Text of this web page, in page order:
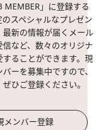
スト 62cm
MEMBER」に登録する
のスペシャルなプレゼン
最新の情報が届くメール
信など、数々のオリジナ
することができます。現
ーを募集中ですので、
ひご登録ください。
メンバー登録